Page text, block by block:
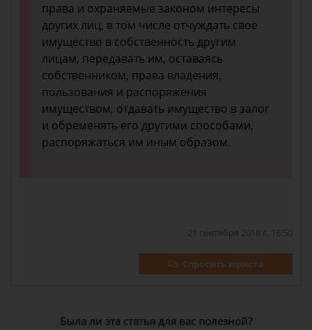
права и охраняемые законом интересы
других лиц, в том числе отчуждать свое
имущество в собственность другим
лицам, передавать им, оставаясь
собственником, права владения,
пользования и распоряжения
имуществом, отдавать имущество в залог
и обременять его другими способами,
распоряжаться им иным образом.
21 сентября 2018 г. 16:50
Спросить юриста
Была ли эта статья для вас полезной?